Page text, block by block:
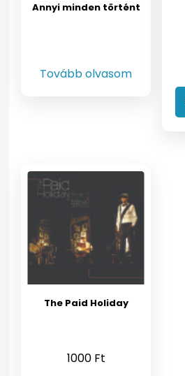
Annyi minden történt
Tovább olvasom
The Paid Holiday
1000 Ft